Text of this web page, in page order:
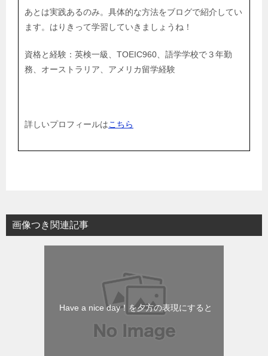
あとは実践あるのみ。具体的な方法をブログで紹介してい
ます。はりきって学習していきましょうね！
資格と経験：英検一級、TOEIC960、語学学校で３年勤
務、オーストラリア、アメリカ留学経験
詳しいプロフィールはこちら
画像つき関連記事
Have a nice day！を夕方の表現にすると